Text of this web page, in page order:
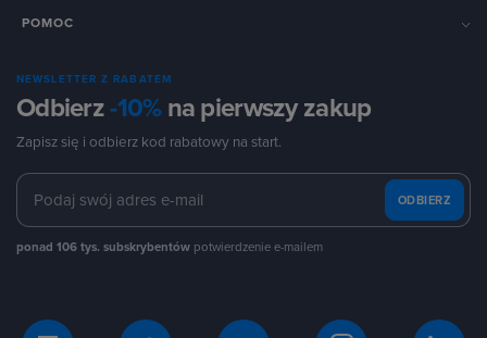
POMOC
NEWSLETTER Z RABATEM
Odbierz-10%na pierwszy zakup
Zapisz się i odbierz kod rabatowy na start.
ODBIERZ
ponad 106 tys. subskrybentów potwierdzenie e-mailem